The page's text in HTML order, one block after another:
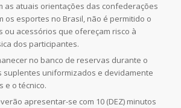
as atuais orientações das confederações
os esportes no Brasil, não é permitido o
ou acessórios que ofereçam risco à
dos participantes.
no banco de reservas durante o
suplentes uniformizados e devidamente
e o técnico.
apresentar-se com 10 (DEZ) minutos